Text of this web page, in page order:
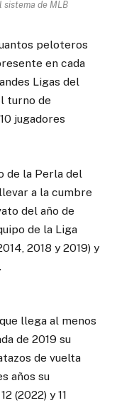
sistema de MLB
peloteros
en cada
Ligas del
turno de
jugadores
de la Perla del
a la cumbre
del año de
de la Liga
2018 y 2019) y
llega al menos
de 2019 su
de vuelta
años su
(2022) y 11